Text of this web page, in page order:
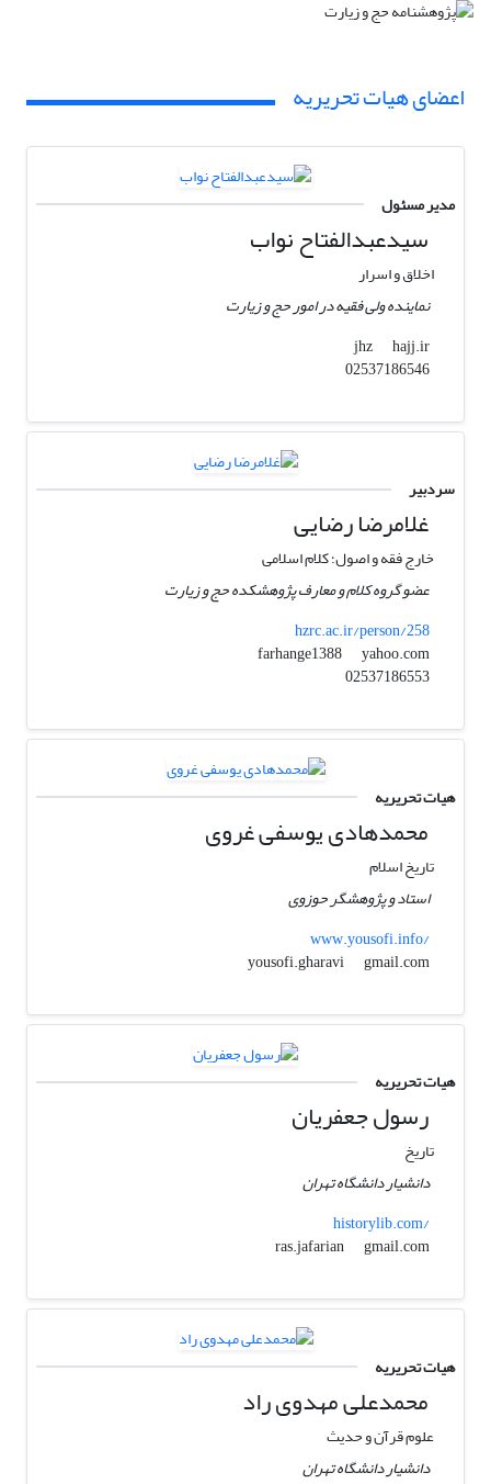
اعضای هیات تحریریه
مدیر مسئول
سیدعبدالفتاح نواب
اخلاق و اسرار
نماینده ولی فقیه در امور حج و زیارت
jhz
hajj.ir
02537186546
سردبیر
غلامرضا رضایی
خارج فقه و اصول؛ کلام اسلامی
عضو گروه کلام و معارف پژوهشکده حج و زیارت
hzrc.ac.ir/person/258
farhange1388
yahoo.com
02537186553
هیات تحریریه
محمدهادی یوسفی غروی
تاریخ اسلام
استاد و پژوهشگر حوزوی
www.yousofi.info/
yousofi.gharavi
gmail.com
هیات تحریریه
رسول جعفریان
تاریخ
دانشیار دانشگاه تهران
historylib.com/
ras.jafarian
gmail.com
هیات تحریریه
محمدعلی مهدوی راد
علوم قرآن و حدیث
دانشیار دانشگاه تهران